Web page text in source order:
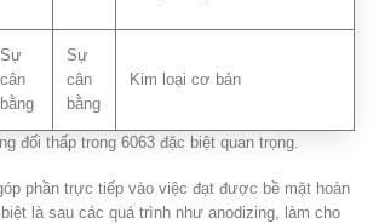
Sự
cân
bằng
Sự
cân
bằng
Kim loại cơ bản
đối thấp trong 6063 đặc biệt quan trọng.
phần trực tiếp vào việc đạt được bề mặt hoàn
là sau các quá trình như anodizing, làm cho